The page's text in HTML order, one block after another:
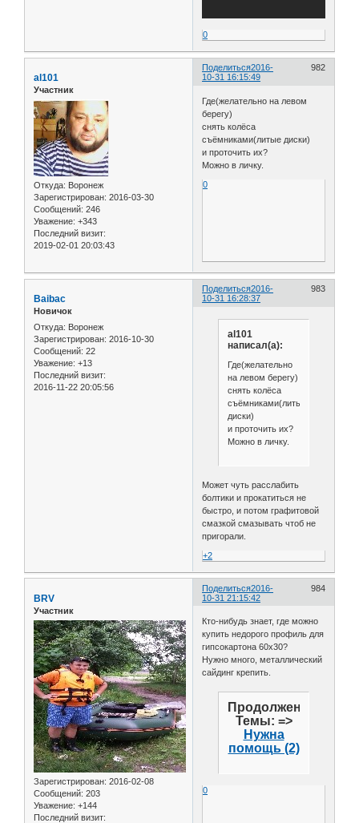
0
Поделиться 982
2016-
10-31 16:15:49
al101
Участник
Откуда: Воронеж
Зарегистрирован: 2016-03-30
Сообщений: 246
Уважение: +343
Последний визит:
2019-02-01 20:03:43
Где(желательно на левом
берегу)
снять колёса
съёмниками(литые диски)
и проточить их?
Можно в личку.
0
Поделиться 983
2016-
10-31 16:28:37
Baibac
Новичок
Откуда: Воронеж
Зарегистрирован: 2016-10-30
Сообщений: 22
Уважение: +13
Последний визит:
2016-11-22 20:05:56
al101
написал(а):
Где(желательно
на левом берегу)
снять колёса
съёмниками(литые
диски)
и проточить их?
Можно в личку.
Может чуть расслабить
болтики и прокатиться не
быстро, и потом графитовой
смазкой смазывать чтоб не
пригорали.
+2
Поделиться 984
2016-
10-31 21:15:42
BRV
Участник
Зарегистрирован: 2016-02-08
Сообщений: 203
Уважение: +144
Последний визит:
Кто-нибудь знает, где можно
купить недорого профиль для
гипсокартона 60х30?
Нужно много, металлический
сайдинг крепить.
Продолжение
Темы: =>
Нужна
помощь (2)
0